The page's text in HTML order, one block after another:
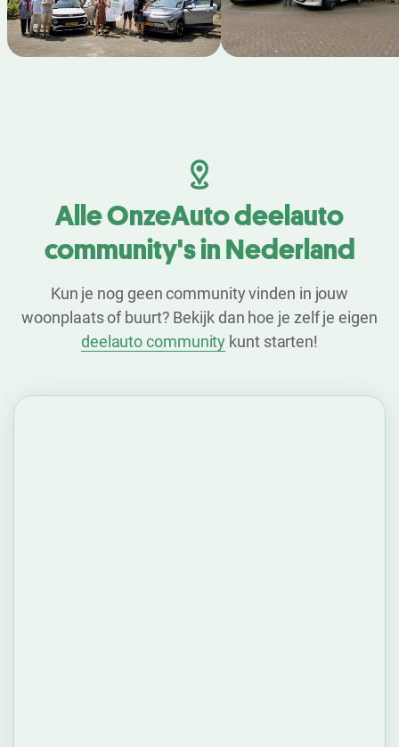
Alle OnzeAuto deelauto
community's in Nederland
Kun je nog geen community vinden in jouw
woonplaats of buurt? Bekijk dan hoe je zelf je eigen
deelauto community kunt starten!